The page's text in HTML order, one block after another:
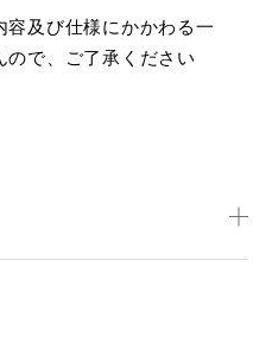
容及び仕様にかかわる一
ので、ご了承ください